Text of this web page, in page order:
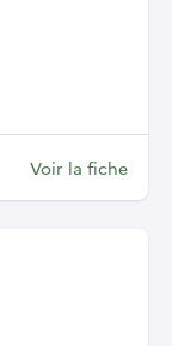
Voir la fiche